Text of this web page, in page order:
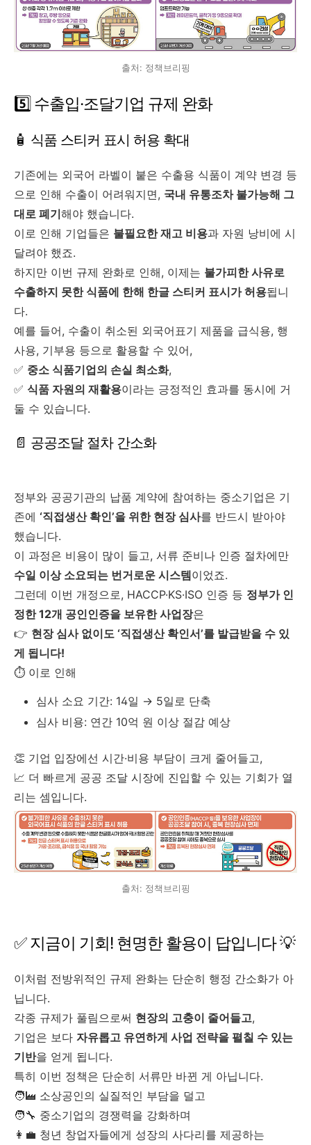
출처: 정책브리핑
5️⃣ 수출입·조달기업 규제 완화
🧴 식품 스티커 표시 허용 확대
기존에는 외국어 라벨이 붙은 수출용 식품이 계약 변경 등
으로 인해 수출이 어려워지면, 국내 유통조차 불가능해 그
대로 폐기해야 했습니다.
이로 인해 기업들은 불필요한 재고 비용과 자원 낭비에 시
달려야 했죠.
하지만 이번 규제 완화로 인해, 이제는 불가피한 사유로
수출하지 못한 식품에 한해 한글 스티커 표시가 허용됩니
다.
예를 들어, 수출이 취소된 외국어표기 제품을 급식용, 행
사용, 기부용 등으로 활용할 수 있어,
✅ 중소 식품기업의 손실 최소화,
✅ 식품 자원의 재활용이라는 긍정적인 효과를 동시에 거
둘 수 있습니다.
📄 공공조달 절차 간소화
정부와 공공기관의 납품 계약에 참여하는 중소기업은 기
존에 ‘직접생산 확인’을 위한 현장 심사를 반드시 받아야
했습니다.
이 과정은 비용이 많이 들고, 서류 준비나 인증 절차에만
수일 이상 소요되는 번거로운 시스템이었죠.
그런데 이번 개정으로, HACCP·KS·ISO 인증 등 정부가 인
정한 12개 공인인증을 보유한 사업장은
👉 현장 심사 없이도 ‘직접생산 확인서’를 발급받을 수 있
게 됩니다!
⏱️ 이로 인해
심사 소요 기간: 14일 → 5일로 단축
심사 비용: 연간 10억 원 이상 절감 예상
👏 기업 입장에선 시간·비용 부담이 크게 줄어들고,
📈 더 빠르게 공공 조달 시장에 진입할 수 있는 기회가 열
리는 셈입니다.
출처: 정책브리핑
✅ 지금이 기회! 현명한 활용이 답입니다 💡
이처럼 전방위적인 규제 완화는 단순히 행정 간소화가 아
닙니다.
각종 규제가 풀림으로써 현장의 고충이 줄어들고,
기업은 보다 자유롭고 유연하게 사업 전략을 펼칠 수 있는
기반을 얻게 됩니다.
특히 이번 정책은 단순히 서류만 바뀐 게 아닙니다.
🧑‍🏭 소상공인의 실질적인 부담을 덜고
🧑‍🔧 중소기업의 경쟁력을 강화하며
👩‍💼 청년 창업자들에게 성장의 사다리를 제공하는